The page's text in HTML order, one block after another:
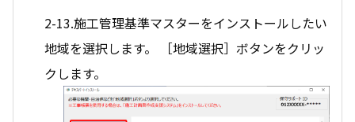
2-13.施工管理基準マスターをインストールしたい
地域を選択します。 ［地域選択］ボタンをクリッ
クします。